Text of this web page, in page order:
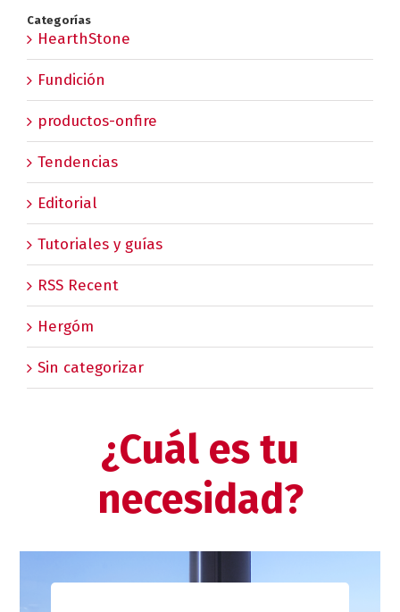
Categorías
HearthStone
Fundición
productos-onfire
Tendencias
Editorial
Tutoriales y guías
RSS Recent
Hergóm
Sin categorizar
¿Cuál es tu
necesidad?